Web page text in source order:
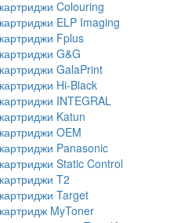
Colouring
ELP Imaging
Fplus
G&G
GalaPrint
Hi-Black
INTEGRAL
Katun
OEM
Panasonic
Static Control
T2
Target
MyToner